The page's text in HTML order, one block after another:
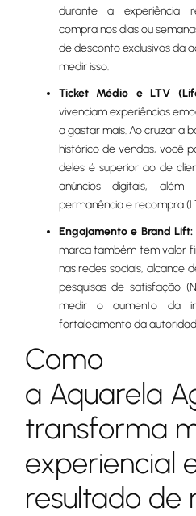
durante a experiência
compra nos dias ou
de desconto exclusivos da
medir isso.
Ticket Médio e LTV
vivenciam experiências
a gastar mais. Ao cruzar a
histórico de vendas, você
deles é superior ao de
anúncios digitais,
permanência e recompra
Engajamento e Brand Lift:
marca também tem valor
nas redes sociais, alcance
pesquisas de satisfação
medir o aumento da
fortalecimento da
Como
a Aquarela
transforma
experiencial
resultado de